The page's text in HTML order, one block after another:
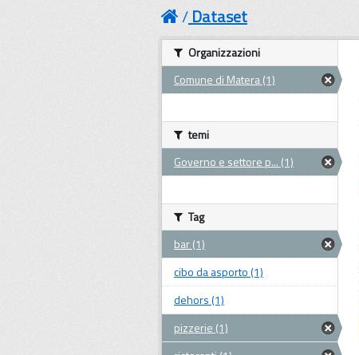
Dataset
Organizzazioni
Comune di Matera (1)
temi
Governo e settore p... (1)
Tag
bar (1)
cibo da asporto (1)
dehors (1)
pizzerie (1)